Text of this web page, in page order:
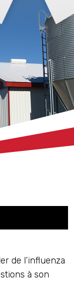
de l’influenza
à son